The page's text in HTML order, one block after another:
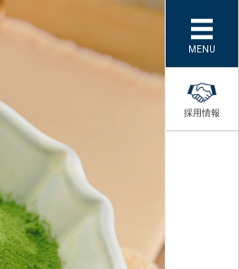
MENU
採用情報